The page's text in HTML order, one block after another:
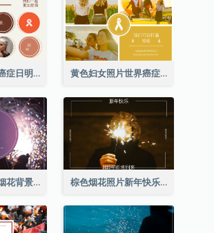
棕橙色圈世界癌症日明信片 黄色妇女照片世界癌症日明信片
紫色的天空与烟花背景新年明信片 棕色烟花照片新年快乐明信片